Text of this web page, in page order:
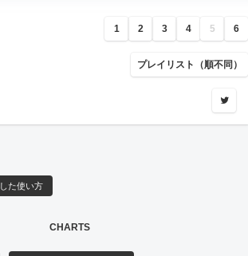
1 2 3 4 5 6
プレイリスト（順不同）
た使い方
CHARTS